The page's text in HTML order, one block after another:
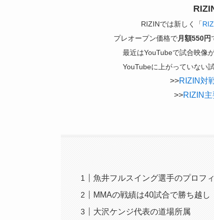
RIZINでは新しく「
プレオープン価格で月額550円
最近はYouTubeで試合映像
YouTubeに上がっていない
>>RIZIN対
>>RIZIN
魚井フルスイング選手のプロフ
MMAの戦績は40試合で勝ち越し
大沢ケンジ代表の道場所属